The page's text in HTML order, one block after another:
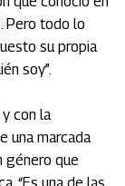
Pero todo lo
su propia
soy”.
con la
una marcada
género que